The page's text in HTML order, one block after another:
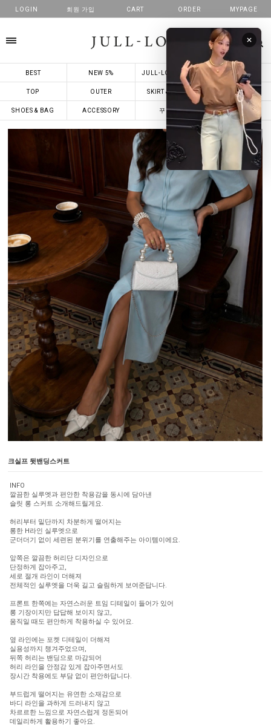
LOGIN 회원 가입 CART ORDER MYPAGE
BEST NEW 5% JULL-LOG MADE 줄로그X콜라보
TOP OUTER SKIRT & DRESS PANTS
SHOES & BAG ACCESSORY 꾸안꾸 해외배송
크실프 뒷밴딩스커트
INFO
깔끔한 실루엣과 편안한 착용감을 동시에 담아낸
슬릿 롱 스커트 소개해드릴게요.
허리부터 밑단까지 차분하게 떨어지는
롱한 H라인 실루엣으로
군더더기 없이 세련된 분위기를 연출해주는 아이템이에요.
앞쪽은 깔끔한 허리단 디자인으로
단정하게 잡아주고,
세로 절개 라인이 더해져
전체적인 실루엣을 더욱 길고 슬림하게 보여준답니다.
프론트 한쪽에는 자연스러운 트임 디테일이 들어가 있어
롱 기장이지만 답답해 보이지 않고,
움직일 때도 편안하게 착용하실 수 있어요.
옆 라인에는 포켓 디테일이 더해져
실용성까지 챙겨주었으며,
뒤쪽 허리는 밴딩으로 마감되어
허리 라인을 안정감 있게 잡아주면서도
장시간 착용에도 부담 없이 편안하답니다.
부드럽게 떨어지는 유연한 소재감으로
바디 라인을 과하게 드러내지 않고
차르르한 느낌으로 자연스럽게 정돈되어
데일리하게 활용하기 좋아요.